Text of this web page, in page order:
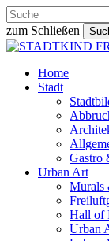
Skip
to
main
content
zum Schließen
Close
search
Menu
Home
Stadt
Gastro
Urban Art
Murals
Hall of
Urban